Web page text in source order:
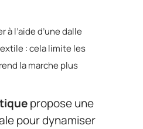
à l’aide d’une dalle
: cela limite les
la marche plus
propose une
pour dynamiser